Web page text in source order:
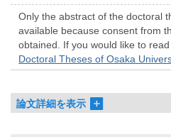
Only the abstract of the doctoral
available because consent from
obtained. If you would like to
Doctoral Theses of Osaka
論文詳細を表示